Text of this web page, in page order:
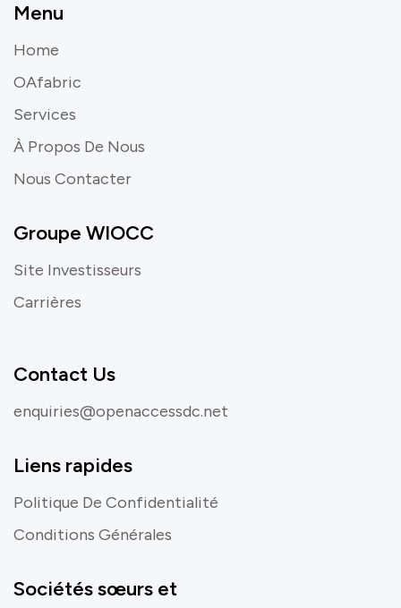
Menu
Home
OAfabric
Services
À Propos De Nous
Nous Contacter
Groupe WIOCC
Site Investisseurs
Carrières
Contact Us
enquiries@openaccessdc.net
Liens rapides
Politique De Confidentialité
Conditions Générales
Sociétés sœurs et